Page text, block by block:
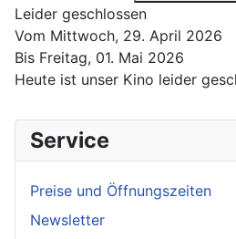
Leider geschlossen
Vom Mittwoch, 29. April 2026
Bis Freitag, 01. Mai 2026
Heute ist unser Kino leider
Service
Preise und Öffnungszeiten
Newsletter